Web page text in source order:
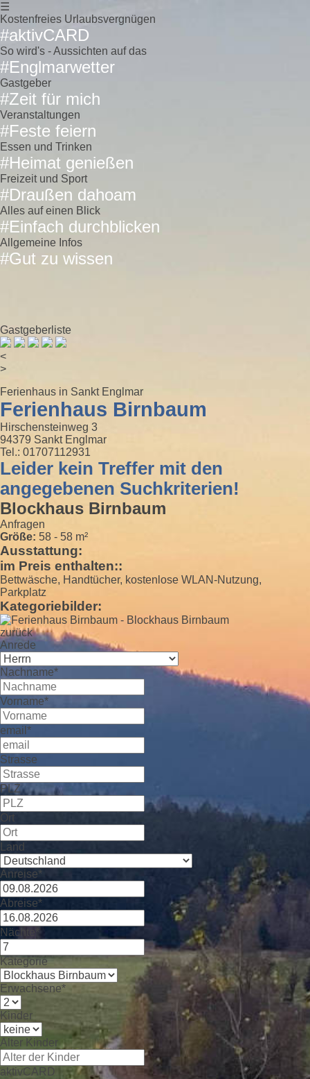
☰
Kostenfreies Urlaubsvergnügen
#aktivCARD
So wird's - Aussichten auf das
#Englmarwetter
Gastgeber
#Zeit für mich
Veranstaltungen
#Feste feiern
Essen und Trinken
#Heimat genießen
Freizeit und Sport
#Draußen dahoam
Alles auf einen Blick
#Einfach durchblicken
Allgemeine Infos
#Gut zu wissen
Gastgeberliste
<
>
Ferienhaus in Sankt Englmar
Ferienhaus Birnbaum
Hirschensteinweg 3
94379 Sankt Englmar
Tel.: 01707112931
Leider kein Treffer mit den
angegebenen Suchkriterien!
Blockhaus Birnbaum
Anfragen
Größe: 58 - 58 m²
Ausstattung:
im Preis enthalten::
Bettwäsche, Handtücher, kostenlose WLAN-Nutzung,
Parkplatz
Kategoriebilder:
zurück
Anrede
Nachname*
Vorname*
email*
Strasse
PLZ
Ort
Land
Anreise*
Abreise*
Nächte*
Kategorie
Erwachsene*
Kinder
Alter Kinder
aktivCARD